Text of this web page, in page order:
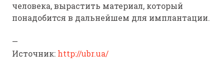
человека, вырастить материал, который
понадобится в дальнейшем для имплантации.
Источник: http://ubr.ua/